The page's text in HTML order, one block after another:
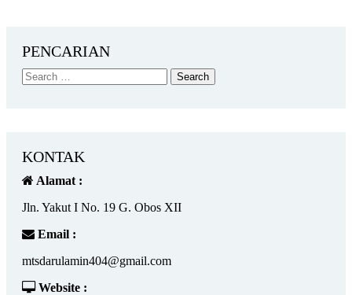
PENCARIAN
KONTAK
Alamat :
Jln. Yakut I No. 19 G. Obos XII
Email :
mtsdarulamin404@gmail.com
Website :